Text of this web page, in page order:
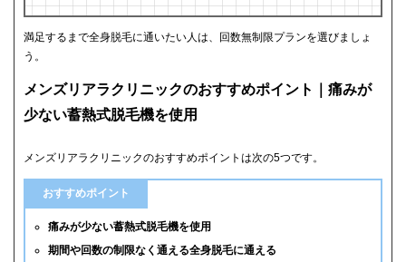
満足するまで全身脱毛に通いたい人は、回数無制限プランを選びましょ
う。
メンズリアラクリニックのおすすめポイント｜痛みが
少ない蓄熱式脱毛機を使用
メンズリアラクリニックのおすすめポイントは次の5つです。
おすすめポイント
痛みが少ない蓄熱式脱毛機を使用
期間や回数の制限なく通える全身脱毛に通える